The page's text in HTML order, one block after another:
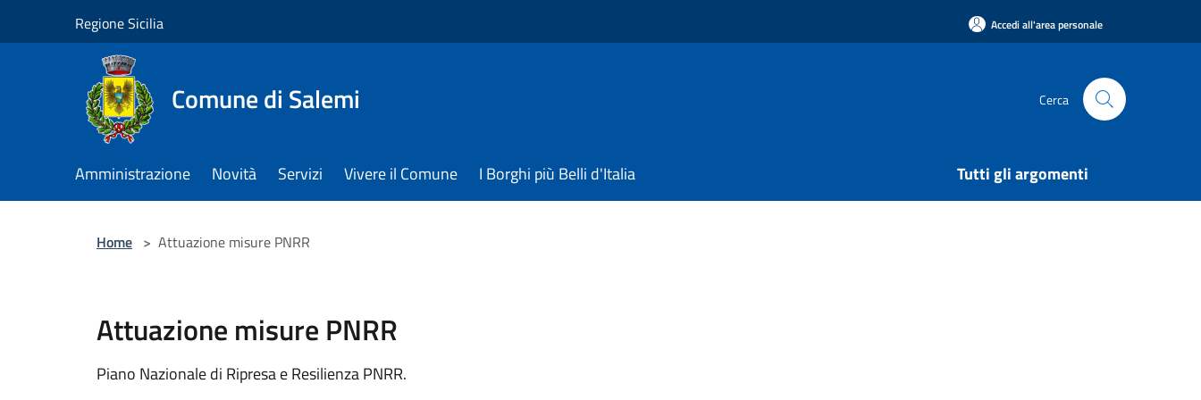
Regione Sicilia Accedi all'area personale
Comune di Salemi Cerca
Amministrazione Novità Servizi Vivere il Comune I Borghi più Belli d'Italia Tutti gli argomenti
Home > Attuazione misure PNRR
Attuazione misure PNRR
Piano Nazionale di Ripresa e Resilienza PNRR.